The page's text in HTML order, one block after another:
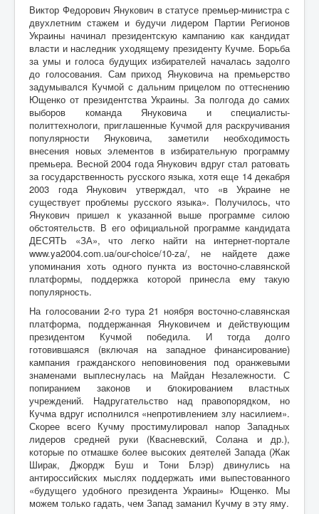
Виктор Федорович Янукович в статусе премьер-министра с
двухлетним стажем и будучи лидером Партии Регионов
Украины начинал президентскую кампанию как кандидат
власти и наследник уходящему президенту Кучме. Борьба
за умы и голоса будущих избирателей началась задолго
до голосования. Сам приход Януковича на премьерство
задумывался Кучмой с дальним прицелом по оттеснению
Ющенко от президентства Украины. За полгода до самих
выборов команда Януковича и специалисты-
политтехнологи, приглашенные Кучмой для раскручивания
популярности Януковича, заметили необходимость
внесения новых элементов в избирательную программу
премьера. Весной 2004 года Янукович вдруг стал ратовать
за государственность русского языка, хотя еще 14 декабря
2003 года Янукович утверждал, что «в Украине не
существует проблемы русского языка». Получилось, что
Янукович пришел к указанной выше программе силою
обстоятельств. В его официальной программе кандидата
ДЕСЯТЬ «ЗА», что легко найти на интернет-портале
www.ya2004.com.ua/our-choice/10-za/, не найдете даже
упоминания хоть одного пункта из восточно-славянской
платформы, поддержка которой принесла ему такую
популярность.
На голосовании 2-го тура 21 ноября восточно-славянская
платформа, поддержанная Януковичем и действующим
президентом Кучмой победила. И тогда долго
готовившаяся (включая на западное финансирование)
кампания гражданского неповиновения под оранжевыми
знаменами выплеснулась на Майдан Незалежности. С
попиранием законов и блокированием властных
учреждений. Надругательство над правопорядком, но
Кучма вдруг исполнился «непротивлением злу насилием».
Скорее всего Кучму простимулировал напор Западных
лидеров средней руки (Квасневский, Солана и др.),
которые по отмашке более высоких деятелей Запада (Жак
Ширак, Джордж Буш и Тони Блэр) двинулись на
антироссийских мыслях поддержать ими выпестованного
«будущего удобного президента Украины» Ющенко. Мы
можем только гадать, чем Запад заманил Кучму в эту яму.